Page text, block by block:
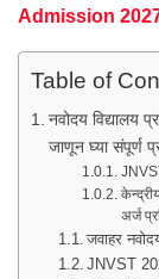
Admission
Table of
नवोदय विद्यालय
जाणून घ्या संपूर्ण
अर्ज
जवाहर
JNVST